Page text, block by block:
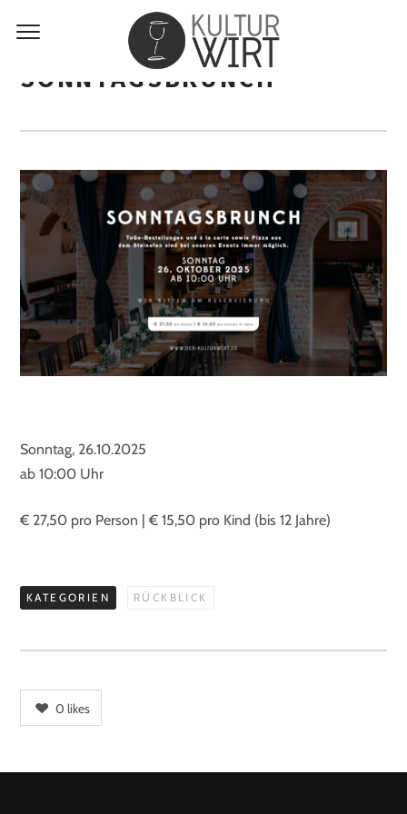
SONNTAGSBRUNCH
Sonntag, 26.10.2025
ab 10:00 Uhr
€ 27,50 pro Person | € 15,50 pro Kind (bis 12 Jahre)
KATEGORIEN RÜCKBLICK
0 likes